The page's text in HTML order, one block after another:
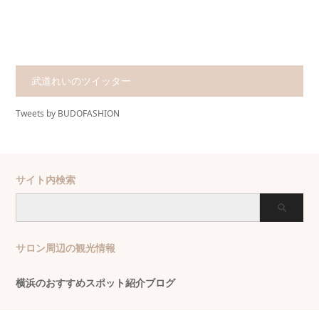
武道れいのツイッター
Tweets by BUDOFASHION
サイト内検索
サロン周辺の観光情報
横浜のおすすめスポット紹介ブログ